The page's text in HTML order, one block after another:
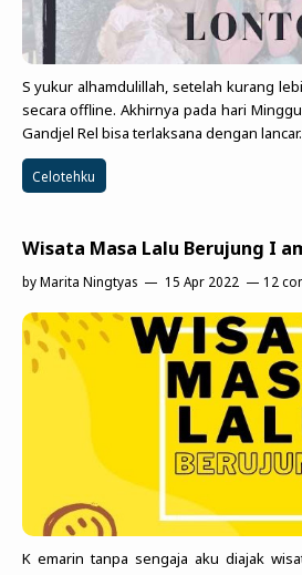
S yukur alhamdulillah, setelah kurang
secara offline. Akhirnya pada hari
Gandjel Rel bisa terlaksana dengan
Celotehku
Wisata Masa Lalu Berujung I
byMarita Ningtyas 15 Apr 2022 12
K emarin tanpa sengaja aku diajak